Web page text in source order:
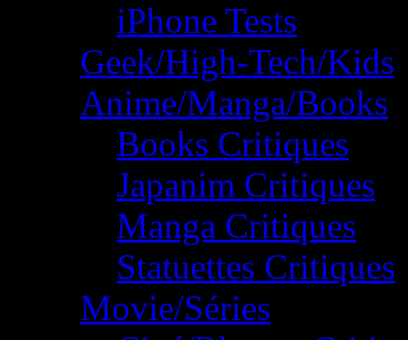
iPhone Tests
Geek/High-Tech/Kids
Anime/Manga/Books
Books Critiques
Japanim Critiques
Manga Critiques
Statuettes Critiques
Movie/Séries